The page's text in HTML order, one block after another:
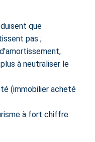
que
pas ;
à neutraliser le
(immobilier acheté
à fort chiffre